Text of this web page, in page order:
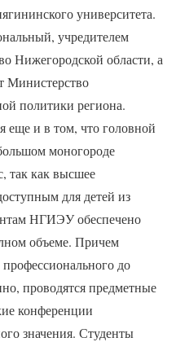
университета.
учредителем
Нижегородской области, а
Министерство
политики региона.
еще и в том, что головной
моногороде
так как высшее
для детей из
НГИЭУ обеспечено
объеме. Причем
до
проводятся предметные
конференции
значения. Студенты